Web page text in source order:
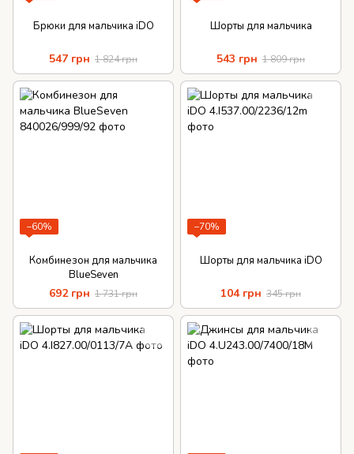
Брюки для мальчика iDO
547 грн 1 824 грн
Шорты для мальчика
543 грн 1 809 грн
−60%
Комбинезон для мальчика
BlueSeven
692 грн 1 731 грн
−70%
Шорты для мальчика iDO
104 грн 345 грн